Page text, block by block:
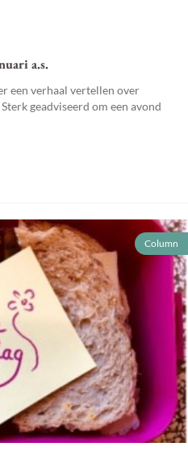
a.s.
een verhaal vertellen over
geadviseerd om een avond
Column